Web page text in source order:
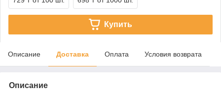
Купить
Описание Доставка Оплата Условия возврата
Описание